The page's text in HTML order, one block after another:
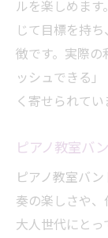
ルを楽しめま
じて目標を持
徴です。実際
ッシュできる
く寄せられてい
ピアノ教室バ
ピアノ教室バ
奏の楽しさや、
大人世代にと